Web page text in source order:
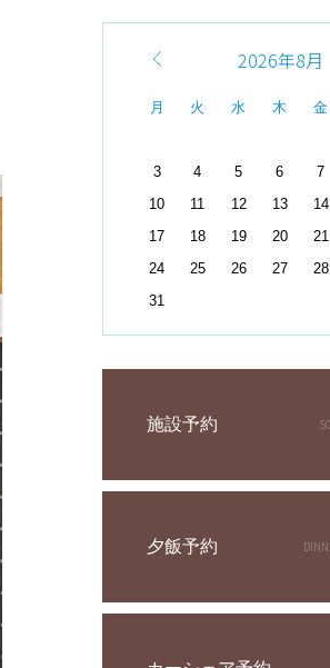
2026年8月
月 火 水 木 金
3
4 5 6 7
10
11 12 13 14
17
18 19 20 21
24
25 26 27 28
31
施設予約
夕飯予約